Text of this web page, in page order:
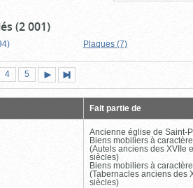
(2 001)
Plaques (7)
Page
4 Page
5
suivante
page
Fait partie de
Ancienne église de Saint-
Biens mobiliers à
(Autels anciens des XVIIe
siècles)
Biens mobiliers à
(Tabernacles anciens des
siècles)